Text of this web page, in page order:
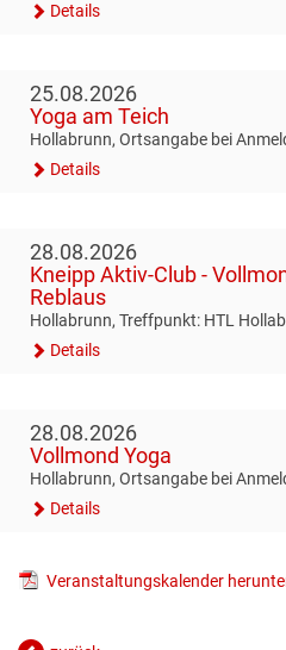
Details
25.08.2026
Yoga am Teich
Hollabrunn, Ortsangabe bei
Details
28.08.2026
Kneipp Aktiv-Club -
Reblaus
Hollabrunn, Treffpunkt: HTL
Details
28.08.2026
Vollmond Yoga
Hollabrunn, Ortsangabe bei
Details
Veranstaltungskalender